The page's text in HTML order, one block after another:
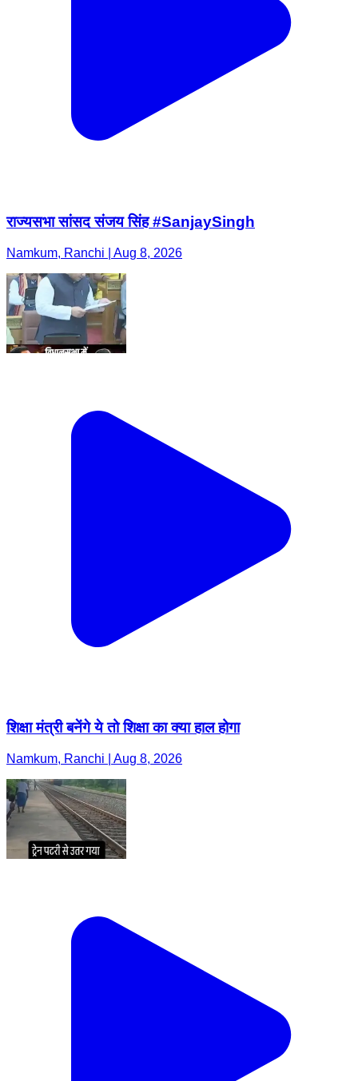
राज्यसभा सांसद संजय सिंह #SanjaySingh
Namkum, Ranchi | Aug 8, 2026
शिक्षा मंत्री बनेंगे ये तो शिक्षा का क्या हाल होगा
Namkum, Ranchi | Aug 8, 2026